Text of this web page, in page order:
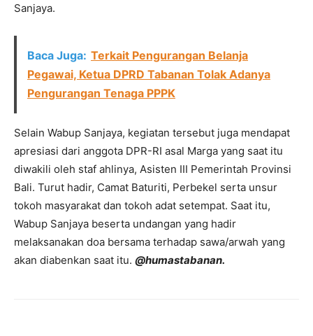
Sanjaya.
Baca Juga: Terkait Pengurangan Belanja
Pegawai, Ketua DPRD Tabanan Tolak Adanya
Pengurangan Tenaga PPPK
Selain Wabup Sanjaya, kegiatan tersebut juga mendapat
apresiasi dari anggota DPR-RI asal Marga yang saat itu
diwakili oleh staf ahlinya, Asisten III Pemerintah Provinsi
Bali. Turut hadir, Camat Baturiti, Perbekel serta unsur
tokoh masyarakat dan tokoh adat setempat. Saat itu,
Wabup Sanjaya beserta undangan yang hadir
melaksanakan doa bersama terhadap sawa/arwah yang
akan diabenkan saat itu. @humastabanan.